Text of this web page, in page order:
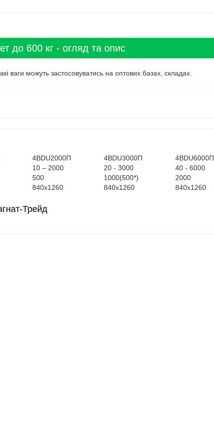
до 600 кг - огляд та опис
ваги можуть застосовуватись на оптових базах, складах.
4BDU2000П 4BDU3000П
4BDU6000П
10 – 2000 20 - 3000
40 - 6000
500 1000(500*)
2000
840х1260 840х1260
840х1260
Трейд